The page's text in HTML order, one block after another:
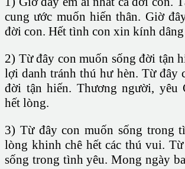
cung ước muốn hiến thân. Giờ
đời con. Hết tình con xin kính
2) Từ đây con muốn sống đời tận
lợi danh tránh thú hư hèn. Từ đây
đời tận hiến. Thương người, yêu
hết lòng.
3) Từ đây con muốn sống trong
lòng khinh chê hết các thú vui.
sống trong tình yêu. Mong ngày